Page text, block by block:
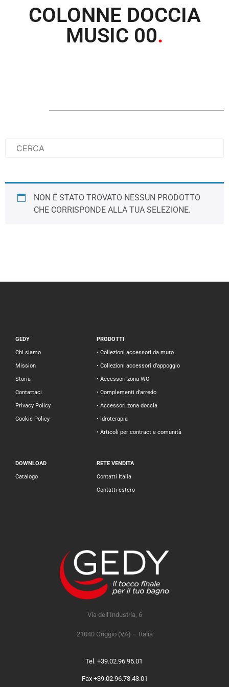
COLONNE DOCCIA
MUSIC 00.
NON È STATO TROVATO NESSUN PRODOTTO
CHE CORRISPONDE ALLA TUA SELEZIONE.
GEDY
Chi siamo
Mission
Storia
Contattaci
Privacy Policy
Cookie Policy
PRODOTTI
• Collezioni accessori da muro
• Collezioni accessori d’appoggio
• Accessori zona WC
• Complementi d’arredo
• Accessori zona doccia
• Idroterapia
• Articoli per contract e comunità
DOWNLOAD
Catalogo
RETE VENDITA
Contatti Italia
Contatti estero
Via dell’Industria, 6
21040 Origgio (VA) – Italia
Tel. +39.02.96.95.01
Fax +39.02.96.73.43.01